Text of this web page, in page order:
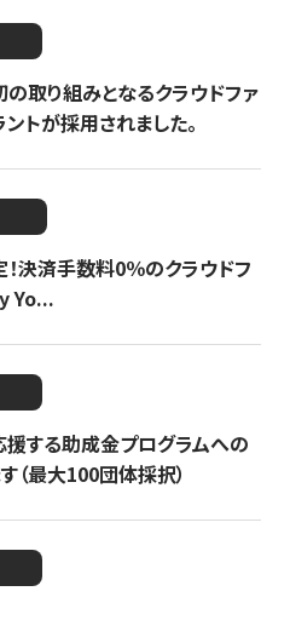
取り組みとなるクラウドファ
トが採用されました。
決済手数料0％のクラウドフ
Yo...
する助成金プログラムへの
（最大100団体採択）